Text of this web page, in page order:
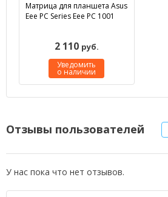
Матрица для планшета Asus
Eee PC Series Eee PC 1001
2 110 руб.
Уведомить
о наличии
Отзывы пользователей
У нас пока что нет отзывов.